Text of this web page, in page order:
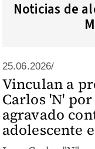
Noticias de
25.06.2026/
Vinculan a
Carlos 'N'
agravado
adolescente